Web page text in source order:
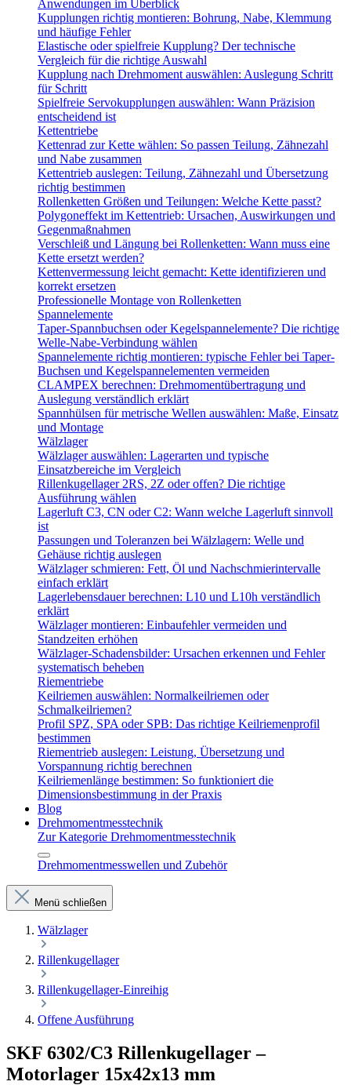
Anwendungen im Überblick
Kupplungen richtig montieren: Bohrung, Nabe, Klemmung
und häufige Fehler
Elastische oder spielfreie Kupplung? Der technische
Vergleich für die richtige Auswahl
Kupplung nach Drehmoment auswählen: Auslegung Schritt
für Schritt
Spielfreie Servokupplungen auswählen: Wann Präzision
entscheidend ist
Kettentriebe
Kettenrad zur Kette wählen: So passen Teilung, Zähnezahl
und Nabe zusammen
Kettentrieb auslegen: Teilung, Zähnezahl und Übersetzung
richtig bestimmen
Rollenketten Größen und Teilungen: Welche Kette passt?
Polygoneffekt im Kettentrieb: Ursachen, Auswirkungen und
Gegenmaßnahmen
Verschleiß und Längung bei Rollenketten: Wann muss eine
Kette ersetzt werden?
Kettenvermessung leicht gemacht: Kette identifizieren und
korrekt ersetzen
Professionelle Montage von Rollenketten
Spannelemente
Taper-Spannbuchsen oder Kegelspannelemente? Die richtige
Welle-Nabe-Verbindung wählen
Spannelemente richtig montieren: typische Fehler bei Taper-
Buchsen und Kegelspannelementen vermeiden
CLAMPEX berechnen: Drehmomentübertragung und
Auslegung verständlich erklärt
Spannhülsen für metrische Wellen auswählen: Maße, Einsatz
und Montage
Wälzlager
Wälzlager auswählen: Lagerarten und typische
Einsatzbereiche im Vergleich
Rillenkugellager 2RS, 2Z oder offen? Die richtige
Ausführung wählen
Lagerluft C3, CN oder C2: Wann welche Lagerluft sinnvoll
ist
Passungen und Toleranzen bei Wälzlagern: Welle und
Gehäuse richtig auslegen
Wälzlager schmieren: Fett, Öl und Nachschmierintervalle
einfach erklärt
Lagerlebensdauer berechnen: L10 und L10h verständlich
erklärt
Wälzlager montieren: Einbaufehler vermeiden und
Standzeiten erhöhen
Wälzlager-Schadensbilder: Ursachen erkennen und Fehler
systematisch beheben
Riementriebe
Keilriemen auswählen: Normalkeilriemen oder
Schmalkeilriemen?
Profil SPZ, SPA oder SPB: Das richtige Keilriemenprofil
bestimmen
Riementrieb auslegen: Leistung, Übersetzung und
Vorspannung richtig berechnen
Keilriemenlänge bestimmen: So funktioniert die
Dimensionsbestimmung in der Praxis
Blog
Drehmomentmesstechnik
Zur Kategorie Drehmomentmesstechnik
Drehmomentmesswellen und Zubehör
Menü schließen
Wälzlager
Rillenkugellager
Rillenkugellager-Einreihig
Offene Ausführung
SKF 6302/C3 Rillenkugellager –
Motorlager 15x42x13 mm